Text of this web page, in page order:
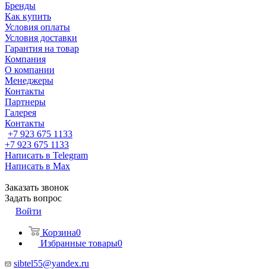
Бренды
Как купить
Условия оплаты
Условия доставки
Гарантия на товар
Компания
О компании
Менеджеры
Контакты
Партнеры
Галерея
Контакты
+7 923 675 1133
+7 923 675 1133
Написать в Telegram
Написать в Max
Заказать звонок
Задать вопрос
Войти
Корзина0
Избранные товары0
sibtel55@yandex.ru